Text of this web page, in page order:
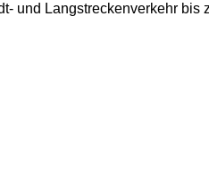
und Langstreckenver­kehr bis